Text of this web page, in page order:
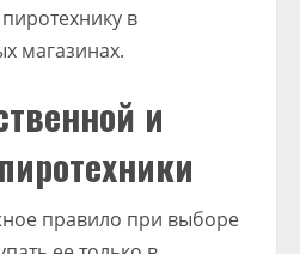
в
магазинах.
и
правило при выборе